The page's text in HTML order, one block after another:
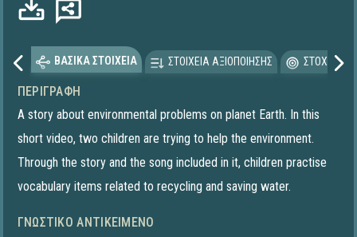
ΒΑΣΙΚΑ ΣΤΟΙΧΕΙΑ ΣΤΟΙΧΕΙΑ ΑΞΙΟΠΟΙΗΣΗΣ
ΠΕΡΙΓΡΑΦΉ
A story about environmental problems on planet Earth. In this
short video, two children are trying to help the environment.
Through the story and the song included in it, children practise
vocabulary items related to recycling and saving water.
ΓΝΩΣΤΙΚΌ ΑΝΤΙΚΕΊΜΕΝΟ